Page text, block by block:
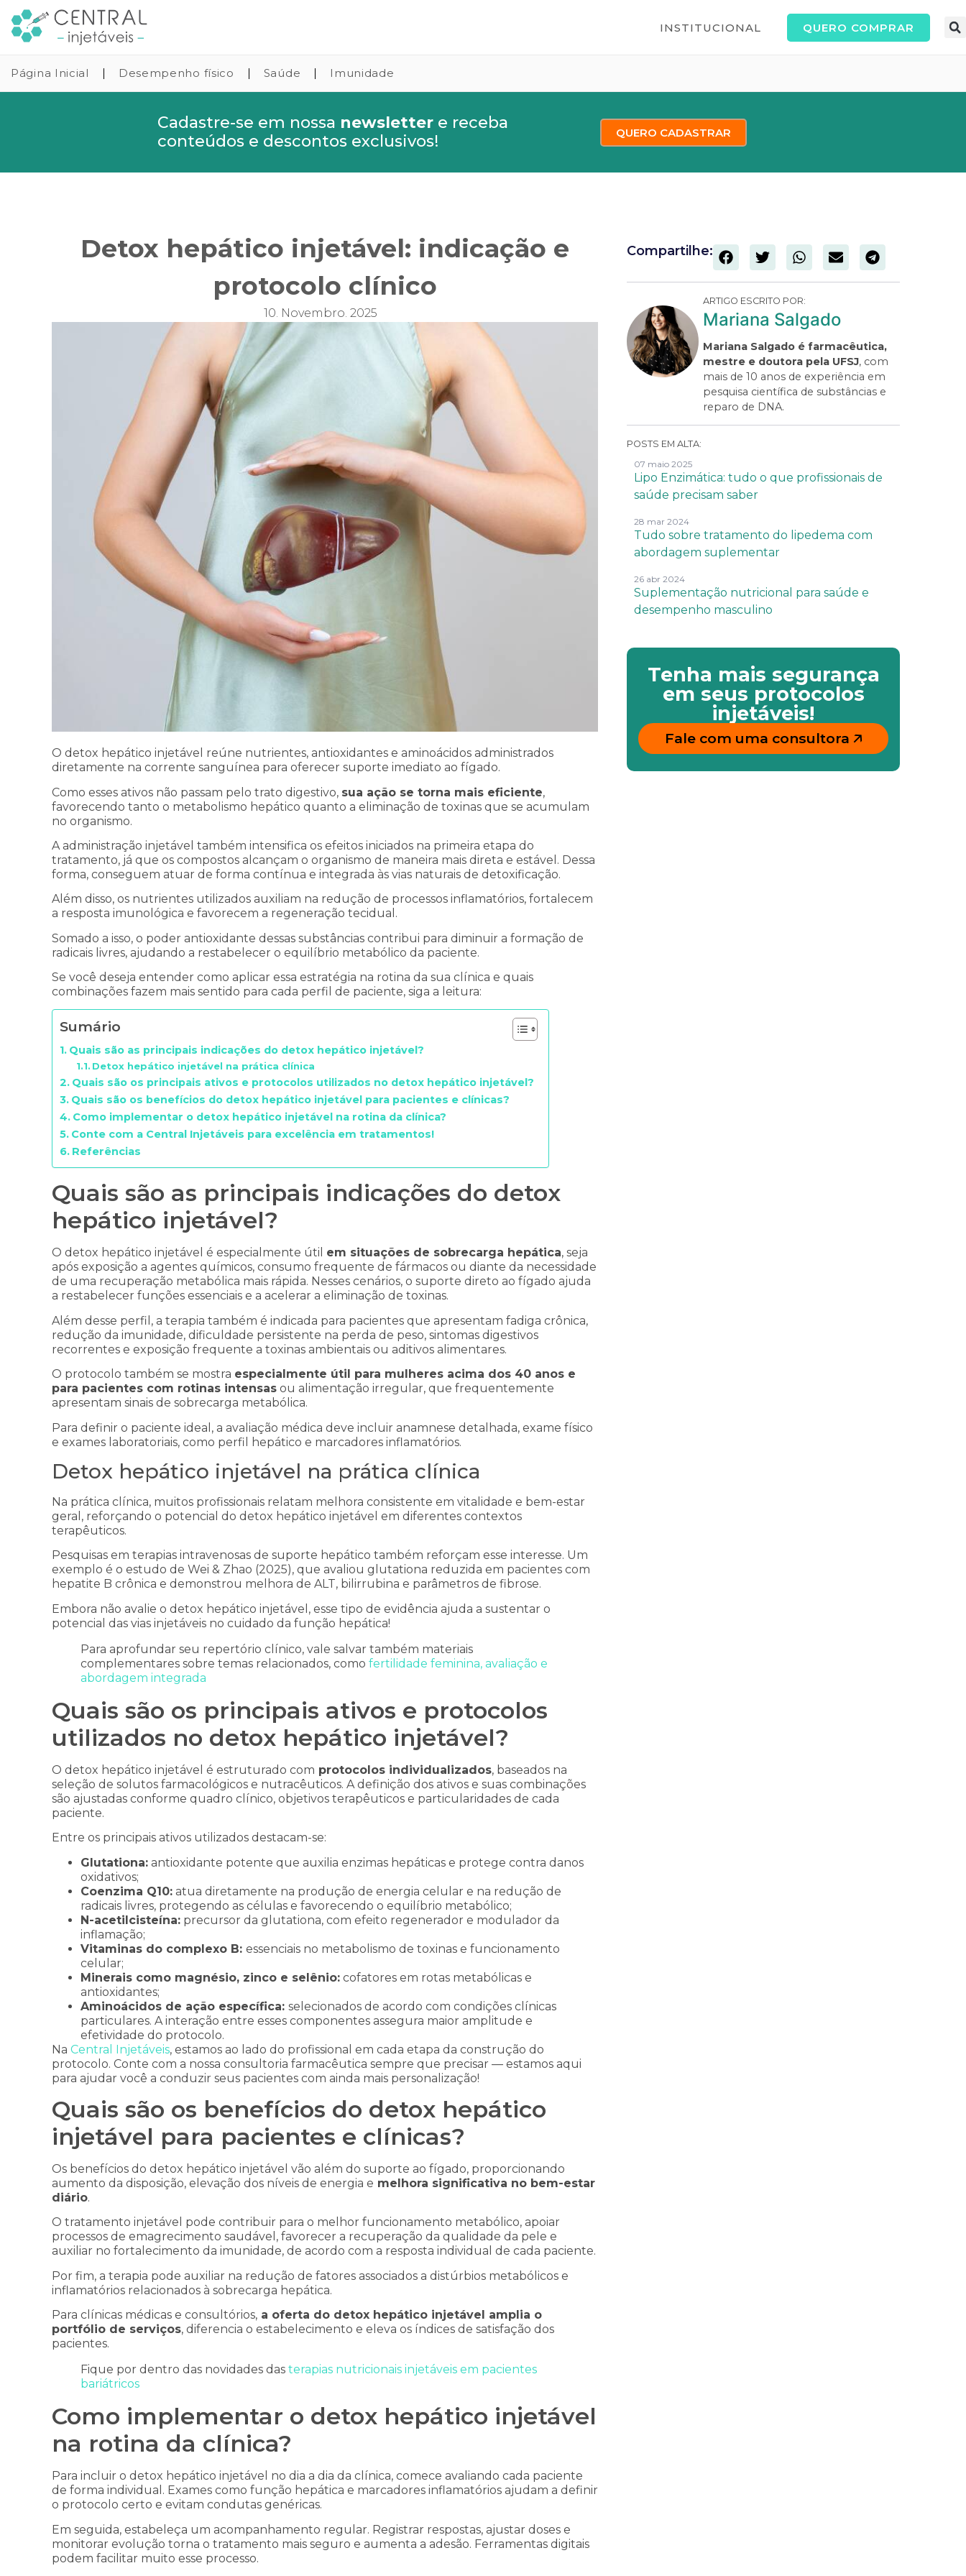
INSTITUCIONAL QUERO COMPRAR
Página Inicial Desempenho físico Saúde Imunidade
Cadastre-se em nossa newsletter e receba
conteúdos e descontos exclusivos!
QUERO CADASTRAR
Detox hepático injetável: indicação e
protocolo clínico
10. Novembro. 2025
O detox hepático injetável reúne nutrientes, antioxidantes e aminoácidos administrados
diretamente na corrente sanguínea para oferecer suporte imediato ao fígado.
Como esses ativos não passam pelo trato digestivo, sua ação se torna mais eficiente,
favorecendo tanto o metabolismo hepático quanto a eliminação de toxinas que se acumulam
no organismo.
A administração injetável também intensifica os efeitos iniciados na primeira etapa do
tratamento, já que os compostos alcançam o organismo de maneira mais direta e estável. Dessa
forma, conseguem atuar de forma contínua e integrada às vias naturais de detoxificação.
Além disso, os nutrientes utilizados auxiliam na redução de processos inflamatórios, fortalecem
a resposta imunológica e favorecem a regeneração tecidual.
Somado a isso, o poder antioxidante dessas substâncias contribui para diminuir a formação de
radicais livres, ajudando a restabelecer o equilíbrio metabólico da paciente.
Se você deseja entender como aplicar essa estratégia na rotina da sua clínica e quais
combinações fazem mais sentido para cada perfil de paciente, siga a leitura:
Sumário
Quais são as principais indicações do detox hepático injetável?
Detox hepático injetável na prática clínica
Quais são os principais ativos e protocolos utilizados no detox hepático injetável?
Quais são os benefícios do detox hepático injetável para pacientes e clínicas?
Como implementar o detox hepático injetável na rotina da clínica?
Conte com a Central Injetáveis para excelência em tratamentos!
Referências
Quais são as principais indicações do detox
hepático injetável?
O detox hepático injetável é especialmente útil em situações de sobrecarga hepática, seja
após exposição a agentes químicos, consumo frequente de fármacos ou diante da necessidade
de uma recuperação metabólica mais rápida. Nesses cenários, o suporte direto ao fígado ajuda
a restabelecer funções essenciais e a acelerar a eliminação de toxinas.
Além desse perfil, a terapia também é indicada para pacientes que apresentam fadiga crônica,
redução da imunidade, dificuldade persistente na perda de peso, sintomas digestivos
recorrentes e exposição frequente a toxinas ambientais ou aditivos alimentares.
O protocolo também se mostra especialmente útil para mulheres acima dos 40 anos e
para pacientes com rotinas intensas ou alimentação irregular, que frequentemente
apresentam sinais de sobrecarga metabólica.
Para definir o paciente ideal, a avaliação médica deve incluir anamnese detalhada, exame físico
e exames laboratoriais, como perfil hepático e marcadores inflamatórios.
Detox hepático injetável na prática clínica
Na prática clínica, muitos profissionais relatam melhora consistente em vitalidade e bem-estar
geral, reforçando o potencial do detox hepático injetável em diferentes contextos
terapêuticos.
Pesquisas em terapias intravenosas de suporte hepático também reforçam esse interesse. Um
exemplo é o estudo de Wei & Zhao (2025), que avaliou glutationa reduzida em pacientes com
hepatite B crônica e demonstrou melhora de ALT, bilirrubina e parâmetros de fibrose.
Embora não avalie o detox hepático injetável, esse tipo de evidência ajuda a sustentar o
potencial das vias injetáveis no cuidado da função hepática!
Para aprofundar seu repertório clínico, vale salvar também materiais
complementares sobre temas relacionados, como fertilidade feminina, avaliação e
abordagem integrada
Quais são os principais ativos e protocolos
utilizados no detox hepático injetável?
O detox hepático injetável é estruturado com protocolos individualizados, baseados na
seleção de solutos farmacológicos e nutracêuticos. A definição dos ativos e suas combinações
são ajustadas conforme quadro clínico, objetivos terapêuticos e particularidades de cada
paciente.
Entre os principais ativos utilizados destacam-se:
Glutationa: antioxidante potente que auxilia enzimas hepáticas e protege contra danos
oxidativos;
Coenzima Q10: atua diretamente na produção de energia celular e na redução de
radicais livres, protegendo as células e favorecendo o equilíbrio metabólico;
N-acetilcisteína: precursor da glutationa, com efeito regenerador e modulador da
inflamação;
Vitaminas do complexo B: essenciais no metabolismo de toxinas e funcionamento
celular;
Minerais como magnésio, zinco e selênio: cofatores em rotas metabólicas e
antioxidantes;
Aminoácidos de ação específica: selecionados de acordo com condições clínicas
particulares. A interação entre esses componentes assegura maior amplitude e
efetividade do protocolo.
Na Central Injetáveis, estamos ao lado do profissional em cada etapa da construção do
protocolo. Conte com a nossa consultoria farmacêutica sempre que precisar — estamos aqui
para ajudar você a conduzir seus pacientes com ainda mais personalização!
Quais são os benefícios do detox hepático
injetável para pacientes e clínicas?
Os benefícios do detox hepático injetável vão além do suporte ao fígado, proporcionando
aumento da disposição, elevação dos níveis de energia e melhora significativa no bem-estar
diário.
O tratamento injetável pode contribuir para o melhor funcionamento metabólico, apoiar
processos de emagrecimento saudável, favorecer a recuperação da qualidade da pele e
auxiliar no fortalecimento da imunidade, de acordo com a resposta individual de cada paciente.
Por fim, a terapia pode auxiliar na redução de fatores associados a distúrbios metabólicos e
inflamatórios relacionados à sobrecarga hepática.
Para clínicas médicas e consultórios, a oferta do detox hepático injetável amplia o
portfólio de serviços, diferencia o estabelecimento e eleva os índices de satisfação dos
pacientes.
Fique por dentro das novidades das terapias nutricionais injetáveis em pacientes
bariátricos
Como implementar o detox hepático injetável
na rotina da clínica?
Para incluir o detox hepático injetável no dia a dia da clínica, comece avaliando cada paciente
de forma individual. Exames como função hepática e marcadores inflamatórios ajudam a definir
o protocolo certo e evitam condutas genéricas.
Em seguida, estabeleça um acompanhamento regular. Registrar respostas, ajustar doses e
monitorar evolução torna o tratamento mais seguro e aumenta a adesão. Ferramentas digitais
podem facilitar muito esse processo.
Compartilhe:
ARTIGO ESCRITO POR:
Mariana Salgado
Mariana Salgado é farmacêutica,
mestre e doutora pela UFSJ, com
mais de 10 anos de experiência em
pesquisa científica de substâncias e
reparo de DNA.
POSTS EM ALTA:
07 maio 2025
Lipo Enzimática: tudo o que profissionais de
saúde precisam saber
28 mar 2024
Tudo sobre tratamento do lipedema com
abordagem suplementar
26 abr 2024
Suplementação nutricional para saúde e
desempenho masculino
Tenha mais segurança
em seus protocolos
injetáveis!
Fale com uma consultora 🡥